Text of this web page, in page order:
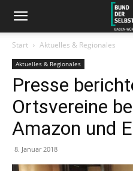
Start Aktuelles & Regionales
Aktuelles & Regionales
Presse
Ortsvereine
Amazon und
8. Januar 2018